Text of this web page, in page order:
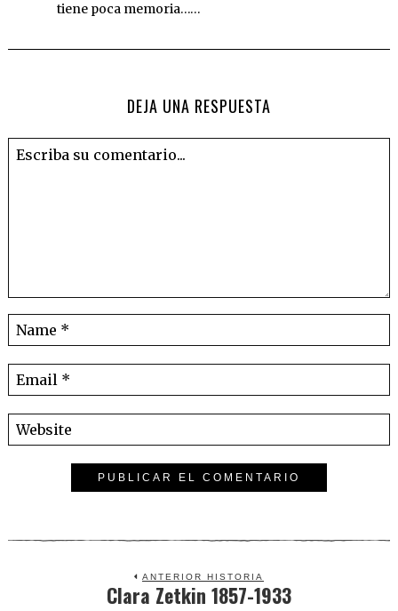
tiene poca memoria……
DEJA UNA RESPUESTA
ANTERIOR HISTORIA
Previous
Clara Zetkin 1857-1933